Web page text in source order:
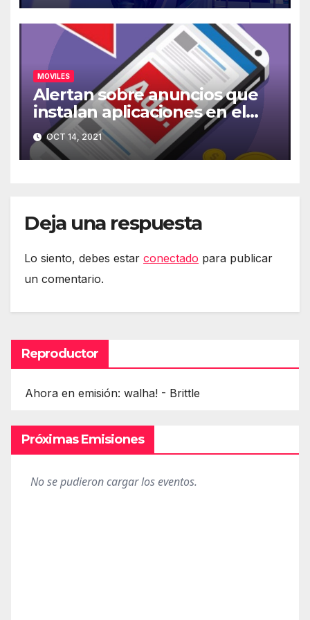
MOVILES
Alertan sobre anuncios que
instalan aplicaciones en el
móvil
OCT 14, 2021
Deja una respuesta
Lo siento, debes estar conectado para publicar
un comentario.
Reproductor
Ahora en emisión: walha! - Brittle
Próximas Emisiones